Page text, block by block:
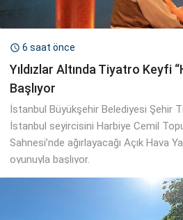
 6 saat önce
Yıldızlar Altında Tiyatro Keyfi
Başlıyor
İstanbul Büyükşehir Belediyesi Şehir
İstanbul seyircisini Harbiye Cemil
Sahnesi’nde ağırlayacağı Açık Hava
oyunuyla başlıyor.